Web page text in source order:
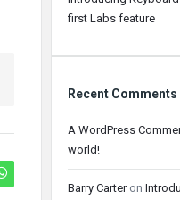
first Labs feature
Recent Comments
A WordPress
world!
Barry Carteron